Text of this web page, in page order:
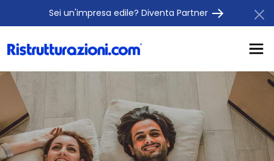
Sei un'impresa edile? Diventa Partner